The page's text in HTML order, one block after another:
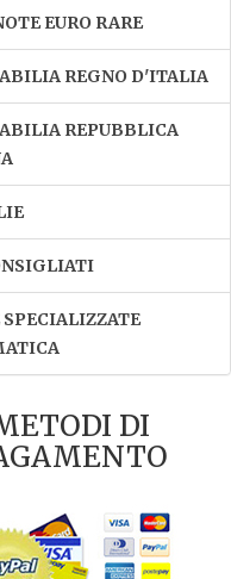
EURO RARE
REGNO D'ITALIA
REPUBBLICA
DI